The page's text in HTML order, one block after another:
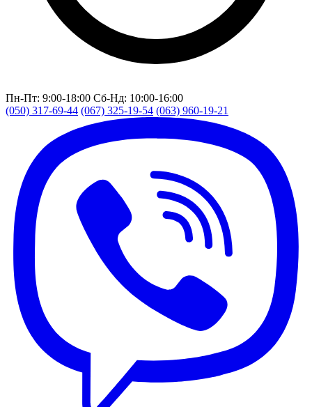
Пн-Пт: 9:00-18:00 Сб-Нд: 10:00-16:00
(050) 317-69-44 (067) 325-19-54 (063) 960-19-21